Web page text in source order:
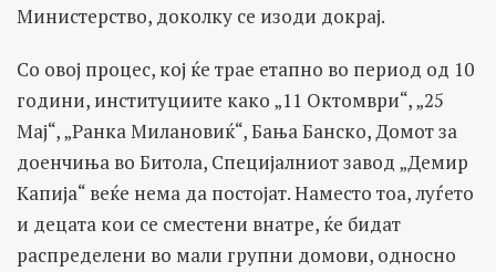
Министерство, доколку се изоди докрај.
Со овој процес, кој ќе трае етапно во период од 10
години, институциите како „11 Октомври“, „25
Мај“, „Ранка Милановиќ“, Бања Банско, Домот за
доенчиња во Битола, Специјалниот завод „Демир
Капија“ веќе нема да постојат. Наместо тоа, луѓето
и децата кои се сместени внатре, ќе бидат
распределени во мали групни домови, односно